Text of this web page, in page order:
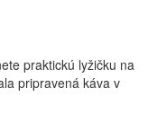
praktickú lyžičku na
pripravená káva v